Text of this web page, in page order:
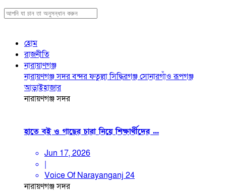
হোম
রাজনীতি
নারায়াণগঞ্জ
নারায়ণগঞ্জ সদরবন্দরফতুল্লাসিদ্ধিরগঞ্জসোনারগাঁওরূপগঞ্জ
আড়াইহাজার
নারায়ণগঞ্জ সদর
হাতে বই ও গাছের চারা নিয়ে শিক্ষার্থীদের ...
Jun 17, 2026
|
Voice Of Narayanganj 24
নারায়ণগঞ্জ সদর